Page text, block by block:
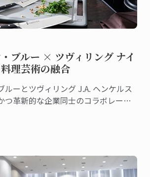
ブルー × ツヴィリング ナイ
理芸術の融合
ルーとツヴィリング J.A. ヘンケルス
つ革新的な企業同士のコラボレーシ
ットを誕生させました。